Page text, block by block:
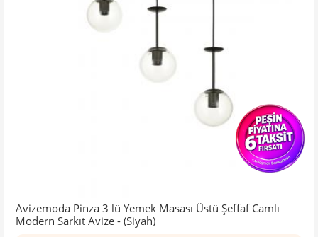
Avizemoda Pinza 3 lü Yemek Masası Üstü Şeffaf Camlı
Modern Sarkıt Avize - (Siyah)